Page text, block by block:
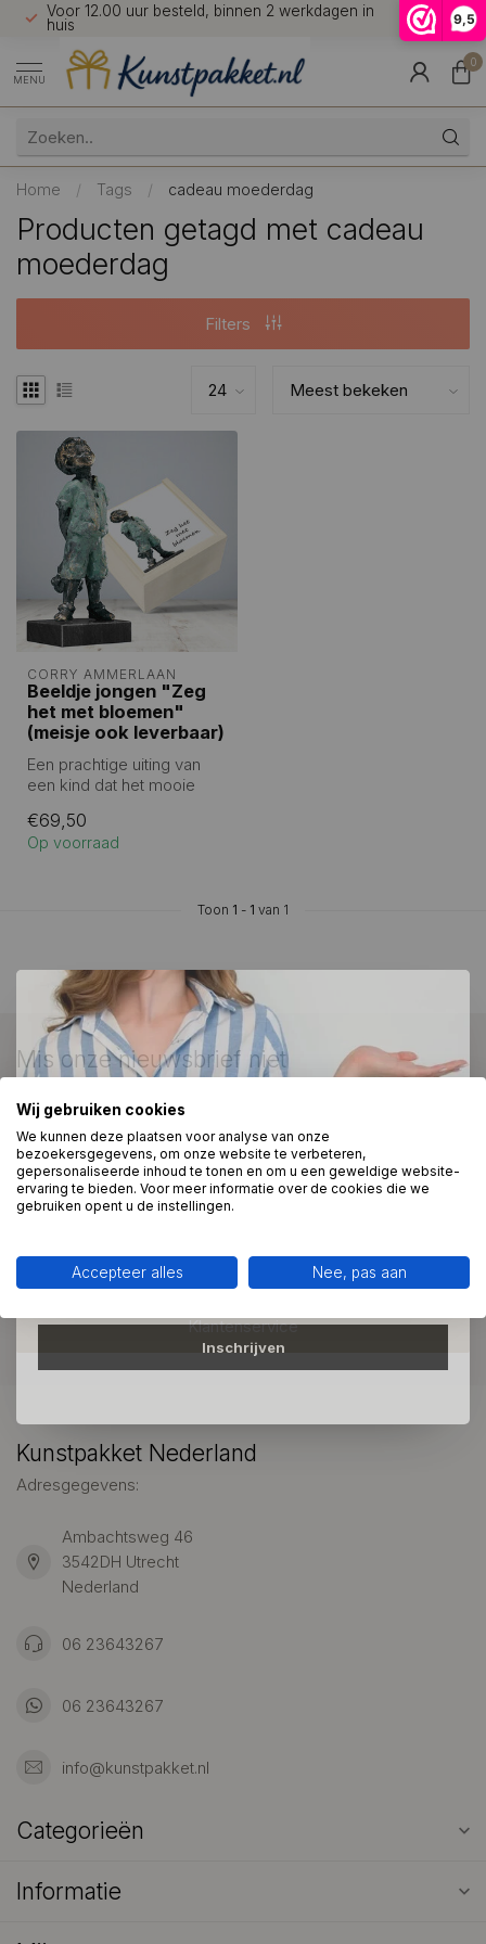
9,5
Voor 12.00 uur besteld, binnen 2 werkdagen in
huis
7 dagen
9.5
MENU
0
Home / Tags / cadeau moederdag
Producten getagd met cadeau
moederdag
Filters
CORRY AMMERLAAN
Beeldje jongen "Zeg
het met bloemen"
(meisje ook leverbaar)
Een prachtige uiting van
een kind dat het mooie
geven.
...
€69,50
Op voorraad
Toon 1 - 1 van 1
ons 7 dagen per week: 06-23643267
Klantenservice
Mis onze nieuwsbrief niet
Kunstpakket Nederland
Adresgegevens:
Ambachtsweg 46
3542DH Utrecht
Nederland
06 23643267
06 23643267
info@kunstpakket.nl
Categorieën
Informatie
Direct 10% korting op je bestelling
Schrijf je in voor onze nieuwsbrief om op de hoogte te
blijven over onze nieuwe producten, en ontvang 10%
korting op je aankoop! 😀
Inschrijven
Wij gebruiken cookies
We kunnen deze plaatsen voor analyse van onze
bezoekersgegevens, om onze website te verbeteren,
gepersonaliseerde inhoud te tonen en om u een geweldige website-
ervaring te bieden. Voor meer informatie over de cookies die we
gebruiken opent u de instellingen.
Accepteer alles Nee, pas aan